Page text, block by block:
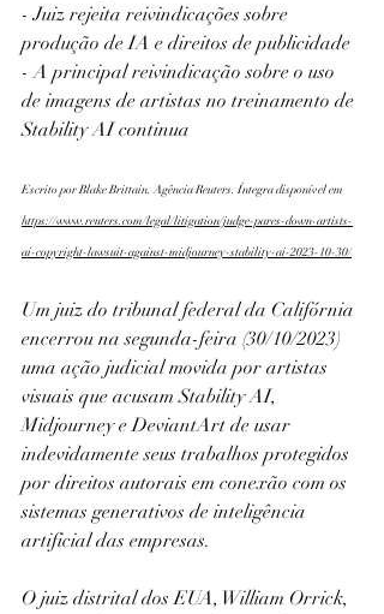
- Juiz rejeita reivindicações sobre
produção de IA e direitos de publicidade
- A principal reivindicação sobre o uso
de imagens de artistas no treinamento de
Stability AI continua
Escrito por Blake Brittain. Agência Reuters. Íntegra disponível em
https://www.reuters.com/legal/litigation/judge-pares-down-artists-
ai-copyright-lawsuit-against-midjourney-stability-ai-2023-10-30/
Um juiz do tribunal federal da Califórnia
encerrou na segunda-feira (30/10/2023)
uma ação judicial movida por artistas
visuais que acusam Stability AI,
Midjourney e DeviantArt de usar
indevidamente seus trabalhos protegidos
por direitos autorais em conexão com os
sistemas generativos de inteligência
artificial das empresas.
O juiz distrital dos EUA, William Orrick,